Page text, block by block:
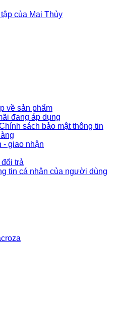
của Mai Thủy
về sản phẩm
đang áp dụng
sách bảo mật thông tin
- giao nhận
trả
tin cá nhân của người dùng